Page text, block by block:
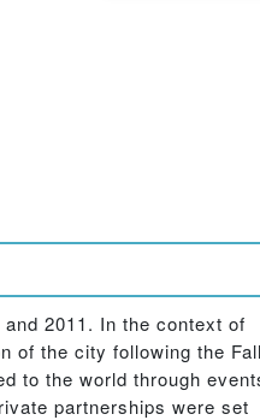
2011. In the context of
of the city following the Fall
to the world through
partnerships were set